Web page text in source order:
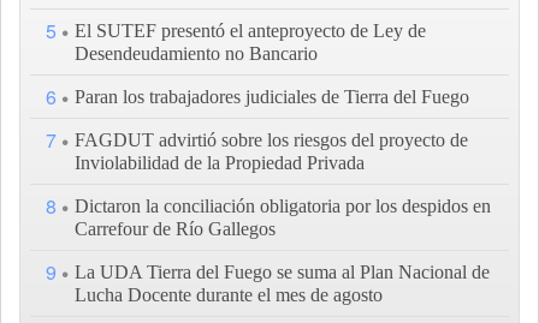
5
El SUTEF presentó el anteproyecto de Ley de
Desendeudamiento no Bancario
6 Paran los trabajadores judiciales de Tierra del Fuego
7
FAGDUT advirtió sobre los riesgos del proyecto de
Inviolabilidad de la Propiedad Privada
8
Dictaron la conciliación obligatoria por los despidos en
Carrefour de Río Gallegos
9
La UDA Tierra del Fuego se suma al Plan Nacional de
Lucha Docente durante el mes de agosto